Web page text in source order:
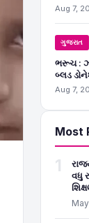
Aug 7,
ગુજરાત
ભરૂચ :
બ્લડ
Aug 7,
Most
1
વધુ